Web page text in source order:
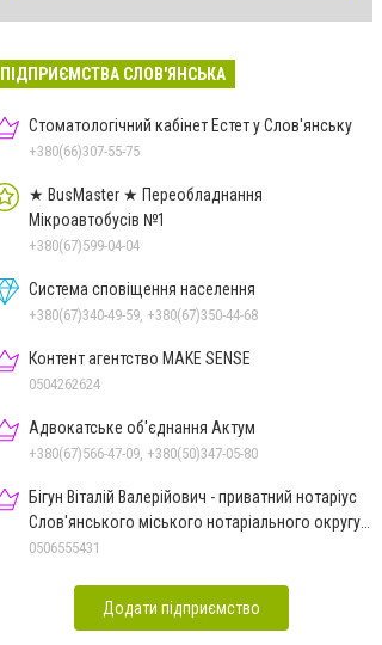
ПІДПРИЄМСТВА СЛОВ'ЯНСЬКА
Стоматологічний кабінет Естет у Слов'янську
+380(66)307-55-75
★ BusMaster ★ Переобладнання
Мікроавтобусів №1
+380(67)599-04-04
Система сповіщення населення
+380(67)340-49-59, +380(67)350-44-68
Контент агентство MAKE SENSE
0504262624
Адвокатське об'єднання Актум
+380(67)566-47-09, +380(50)347-05-80
Бігун Віталій Валерійович - приватний нотаріус
Слов'янського міського нотаріального округу
Дон.обл.
0506555431
Додати підприємство